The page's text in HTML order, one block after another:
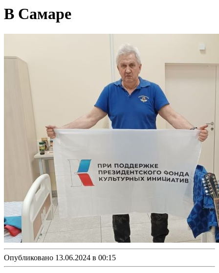
В Самаре
Опубликовано 13.06.2024 в 00:15